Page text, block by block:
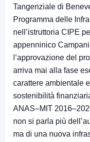
Tangenziale di
Programma delle
nell’istruttoria CIPE
appenninico
l’approvazione del
arriva mai alla fase
carattere ambientale
sostenibilità
ANAS–MIT
non si parla più
ma di una nuova